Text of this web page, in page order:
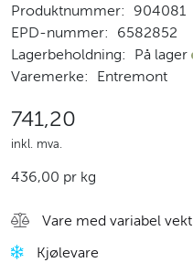
Produktnummer:
904081
EPD-nummer:
6582852
Lagerbeholdning:
På lager
Varemerke: Entremont
741,20
inkl. mva.
436,00 pr kg
Vare med variabel vekt
Kjølevare